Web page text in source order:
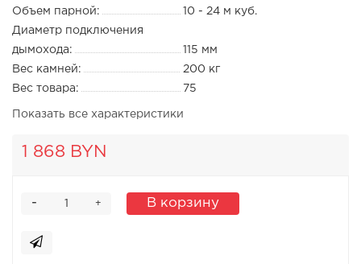
Объем парной:
10 - 24 м куб.
Диаметр подключения
дымохода:
115 мм
Вес камней:
200 кг
Вес товара:
75
Показать все характеристики
1 868 BYN
+
- В корзину